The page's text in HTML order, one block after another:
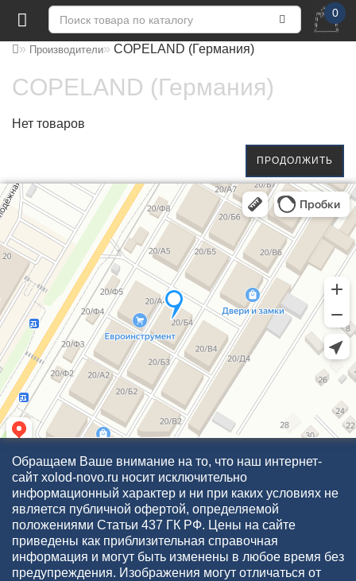
0
Производители COPELAND (Германия)
COPELAND (Германия)
Нет товаров
ПРОДОЛЖИТЬ
Обращаем Ваше внимание на то, что наш интернет-
сайт xolod-novo.ru носит исключительно
информационный характер и ни при каких условиях не
является публичной офертой, определяемой
положениями Статьи 437 ГК РФ. Цены на сайте
приведены как приблизительная справочная
информация и могут быть изменены в любое время без
предупреждения. Изображения могут отличаться от